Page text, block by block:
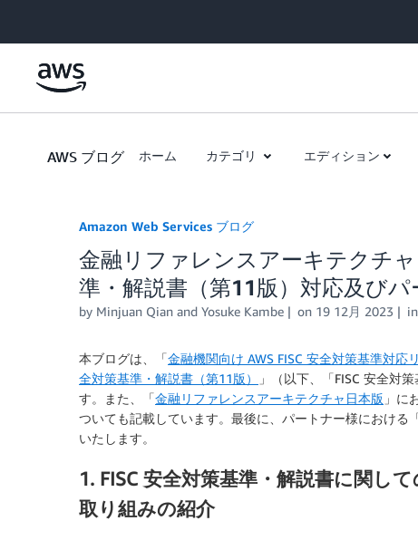
AWS ブログ ホーム カテゴリ エディション
Amazon Web Services ブログ
金融リファレンスアーキテクチ
準・解説書（第11版）対応及び
by Minjuan Qian and Yosuke Kambe on 19 12月 2023 in
本ブログは、「金融機関向け AWS FISC 安全対策基準対応
全対策基準・解説書（第11版）
」（以下、「FISC 安全対
す。また、「金融リファレンスアーキテクチャ日本版 」に
ついても記載しています。最後に、パートナー様におけ
いたします。
1. FISC 安全対策基準・解説書に関し
取り組みの紹介